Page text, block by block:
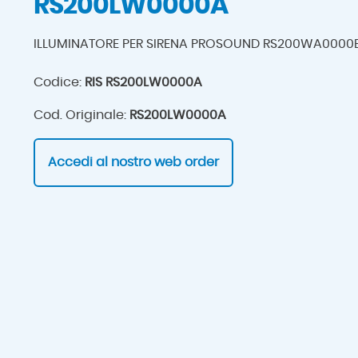
RS200LW0000A
ILLUMINATORE PER SIRENA PROSOUND
Codice: RIS RS200LW0000A
Cod. Originale: RS200LW0000A
Accedi al nostro web order